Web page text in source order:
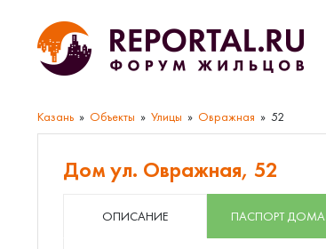
Казань Объекты Улицы Овражная 52
Дом ул. Овражная, 52
ОПИСАНИЕ ПАСПОРТ ДОМА